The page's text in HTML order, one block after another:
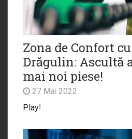
Zona de Confort
Drăgulin: Ascultă
mai noi piese!
27 Mai 2022
Play!